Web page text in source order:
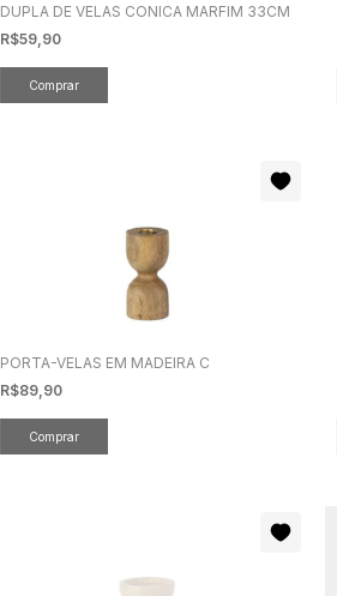
DUPLA DE VELAS CONICA MARFIM 33CM
R$59,90
PORTA-VELAS EM MADEIRA C
R$89,90